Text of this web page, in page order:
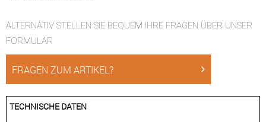
ALTERNATIV STELLEN SIE BEQUEM IHRE FRAGEN ÜBER UNSER
FORMULAR
FRAGEN ZUM ARTIKEL?
TECHNISCHE DATEN